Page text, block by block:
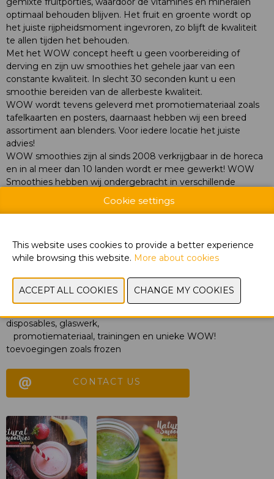
optimaal behouden blijven. Het fruit en groente wordt op
het juiste rijpheidsmoment ingevroren, zo blijft de kwaliteit
te allen tijden het behouden.
Met het WOW concept heeft u geen voorbereiding of
derving en zijn uw smoothies het gehele jaar van een
constante kwaliteit. In slecht 30 seconden kunt u een
smoothie bereiden van de allerbeste kwaliteit.
WOW wordt tevens geleverd met promotiemateriaal zoals
tafelkaarten en posters, daarnaast hebben wij een breed
assortiment aan blenders. Voor iedere locatie het juiste
advies!
WOW smoothies zijn al sinds 2008 verkrijgbaar in de horeca
en in al meer dan 10 landen wordt er mee gewerkt! WOW
Smoothies hebben wij ondergebracht in verschillende
categorieën in meer dan 40 verschillende recepturen. De
diversiteit en creativiteit in onze recepturen maakt ons
In slechts 30 seconden serveer jij een verse smoothie
of bowl
• Geen derving en maximale marge
disposables, glaswerk,
promotiemateriaal, trainingen en unieke WOW!
toevoegingen zoals frozen
CONTACT US
Cookie settings
This website uses cookies to provide a better experience
while browsing this website. More about cookies